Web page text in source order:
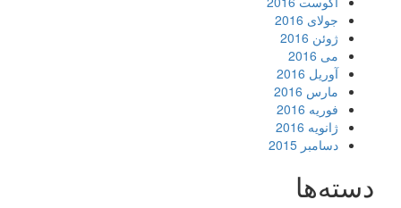
جولای 2016
ژوئن 2016
می 2016
آوریل 2016
مارس 2016
فوریه 2016
ژانویه 2016
دسامبر 2015
دسته‌ها